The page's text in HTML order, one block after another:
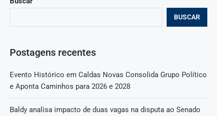
BUSCAR
Postagens recentes
Evento Histórico em Caldas Novas Consolida Grupo Político
e Aponta Caminhos para 2026 e 2028
Baldy analisa impacto de duas vagas na disputa ao Senado